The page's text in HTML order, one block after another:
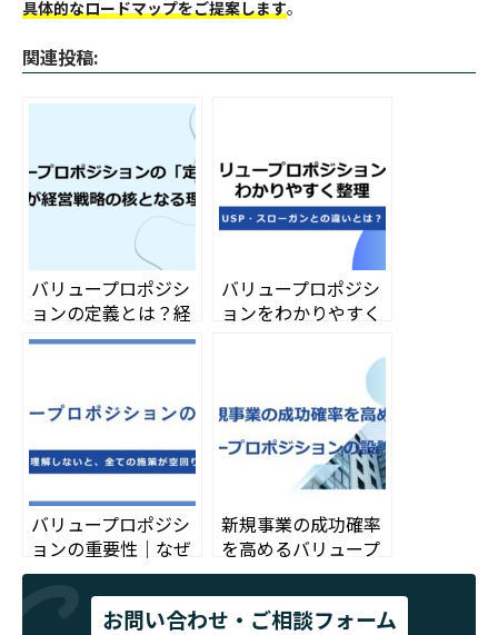
具体的なロードマップをご提案します。
関連投稿:
バリュープロポジシ
ョンの定義とは？経
営戦略の核となる理
バリュープロポジシ
ョンをわかりやすく
ガンとの違いとは？
バリュープロポジシ
ョンの重要性｜なぜ
VPを理解しないと、
全ての施策が空回り
新規事業の成功確率
を高めるバリュープ
ロポジションの設計
と検証
お問い合わせ・ご相談フォーム